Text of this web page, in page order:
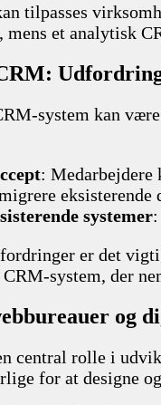
tilpasses
mens et analytisk
system kan
: Medarbejdere
systemer
er det
system, der
og
central rolle i
for at designe